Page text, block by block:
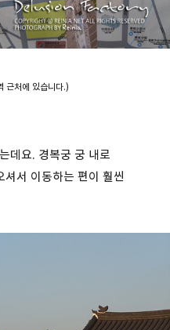
근처에 있습니다.)
데요. 경복궁 궁 내로
서 이동하는 편이 훨씬